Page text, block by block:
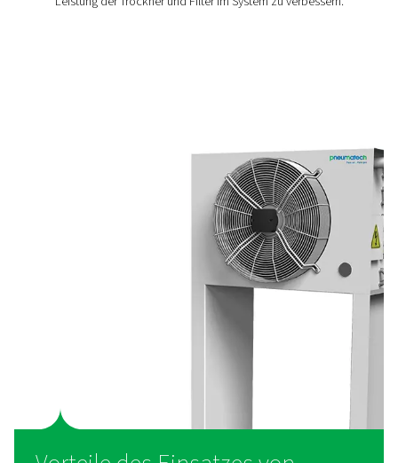
Nachkühlern
Nachkühler senken die Temperatur der Druckluft,
Wasserdampf kondensieren und aus dem System
werden kann. Es gibt zwei Haupttypen:
Luftgekühlte Nachkühler
Diese verwenden Umgebungsluft, um die Druckluft
während sie durch ein Netzwerk von Lamellenrohren
Ventilator zirkuliert Luft über die Rohre, leitet Wärme
Feuchtigkeitsabscheider entfernt wird. Luftgekühlte
energieeffizient und ideal für Anwendungen, bei
nicht sofort verfügbar ist.